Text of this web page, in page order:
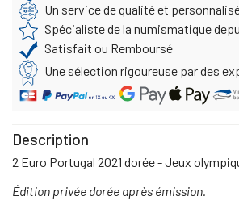
Un service de qualité et
Spécialiste de la numismatique
Satisfait ou Remboursé
Une sélection rigoureuse par des
Description
2 Euro Portugal 2021 dorée - Jeux
Édition privée dorée après émission.